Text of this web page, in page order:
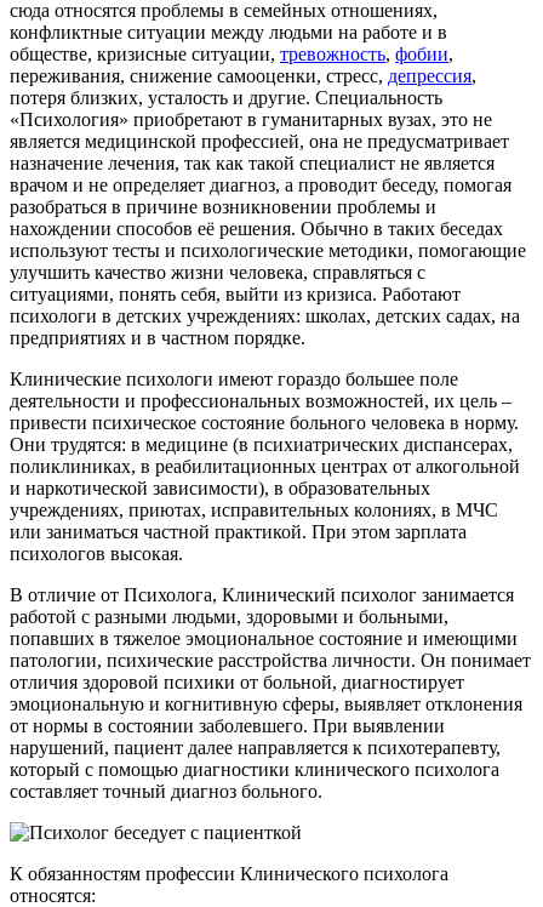
сюда относятся проблемы в семейных отношениях,
конфликтные ситуации между людьми на работе и в
обществе, кризисные ситуации, тревожность, фобии,
переживания, снижение самооценки, стресс, депрессия,
потеря близких, усталость и другие. Специальность
«Психология» приобретают в гуманитарных вузах, это не
является медицинской профессией, она не предусматривает
назначение лечения, так как такой специалист не является
врачом и не определяет диагноз, а проводит беседу, помогая
разобраться в причине возникновении проблемы и
нахождении способов её решения. Обычно в таких беседах
используют тесты и психологические методики, помогающие
улучшить качество жизни человека, справляться с
ситуациями, понять себя, выйти из кризиса. Работают
психологи в детских учреждениях: школах, детских садах, на
предприятиях и в частном порядке.
Клинические психологи имеют гораздо большее поле
деятельности и профессиональных возможностей, их цель –
привести психическое состояние больного человека в норму.
Они трудятся: в медицине (в психиатрических диспансерах,
поликлиниках, в реабилитационных центрах от алкогольной
и наркотической зависимости), в образовательных
учреждениях, приютах, исправительных колониях, в МЧС
или заниматься частной практикой. При этом зарплата
психологов высокая.
В отличие от Психолога, Клинический психолог занимается
работой с разными людьми, здоровыми и больными,
попавших в тяжелое эмоциональное состояние и имеющими
патологии, психические расстройства личности. Он понимает
отличия здоровой психики от больной, диагностирует
эмоциональную и когнитивную сферы, выявляет отклонения
от нормы в состоянии заболевшего. При выявлении
нарушений, пациент далее направляется к психотерапевту,
который с помощью диагностики клинического психолога
составляет точный диагноз больного.
К обязанностям профессии Клинического психолога
относятся: